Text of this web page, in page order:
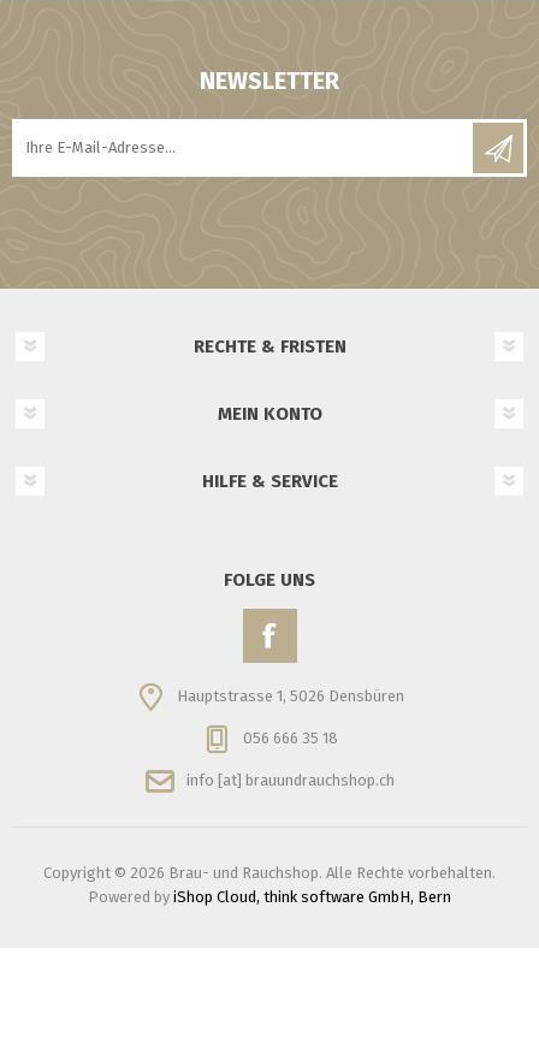
NEWSLETTER
RECHTE & FRISTEN
MEIN KONTO
HILFE & SERVICE
FOLGE UNS
Hauptstrasse 1, 5026 Densbüren
056 666 35 18
info [at] brauundrauchshop.ch
Copyright © 2026 Brau- und Rauchshop. Alle Rechte vorbehalten.
Powered by iShop Cloud, think software GmbH, Bern